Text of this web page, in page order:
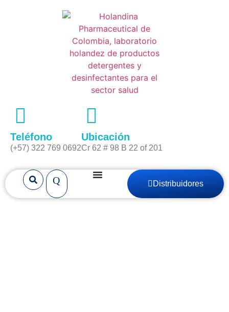
Teléfono
(+57) 322 769 0692
Ubicación
Cr 62 # 98 B 22 of 201
Distribuidores